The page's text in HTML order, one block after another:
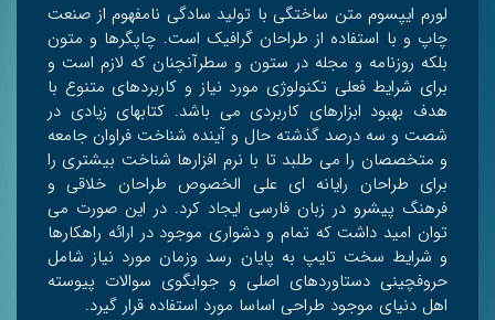
لورم ایپسوم متن ساختگی با تولید سادگی نامفهوم از صنعت
چاپ و با استفاده از طراحان گرافیک است. چاپگرها و متون
بلکه روزنامه و مجله در ستون و سطرآنچنان که لازم است و
برای شرایط فعلی تکنولوژی مورد نیاز و کاربردهای متنوع با
هدف بهبود ابزارهای کاربردی می باشد. کتابهای زیادی در
شصت و سه درصد گذشته حال و آینده شناخت فراوان جامعه
و متخصصان را می طلبد تا با نرم افزارها شناخت بیشتری را
برای طراحان رایانه ای علی الخصوص طراحان خلاقی و
فرهنگ پیشرو در زبان فارسی ایجاد کرد. در این صورت می
توان امید داشت که تمام و دشواری موجود در ارائه راهکارها
و شرایط سخت تایپ به پایان رسد وزمان مورد نیاز شامل
حروفچینی دستاوردهای اصلی و جوابگوی سوالات پیوسته
اهل دنیای موجود طراحی اساسا مورد استفاده قرار گیرد.